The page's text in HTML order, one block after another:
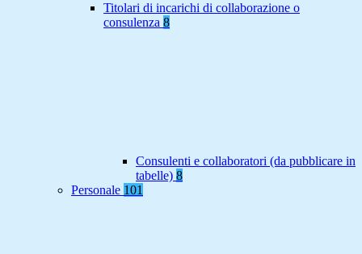
Titolari di incarichi di collaborazione o
consulenza 8
Consulenti e collaboratori (da pubblicare in
tabelle) 8
Personale 101